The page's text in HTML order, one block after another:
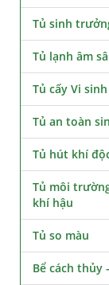
Tủ sinh
Tủ lạnh âm
Tủ cấy Vi sinh
Tủ an toàn
Tủ hút khí
Tủ môi
khí hậu
Tủ so màu
Bể cách thủy